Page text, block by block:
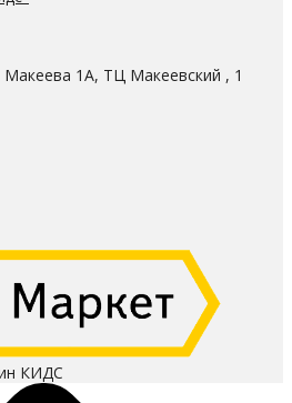
1А, ТЦ Макеевский , 1
КИДС